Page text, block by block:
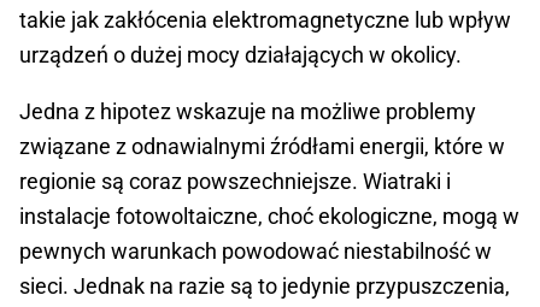
takie jak zakłócenia elektromagnetyczne lub wpływ
urządzeń o dużej mocy działających w okolicy.
Jedna z hipotez wskazuje na możliwe problemy
związane z odnawialnymi źródłami energii, które w
regionie są coraz powszechniejsze. Wiatraki i
instalacje fotowoltaiczne, choć ekologiczne, mogą w
pewnych warunkach powodować niestabilność w
sieci. Jednak na razie są to jedynie przypuszczenia,